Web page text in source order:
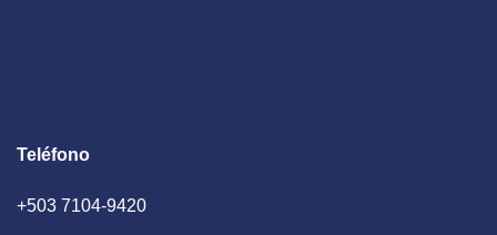
Teléfono
+503 7104-9420